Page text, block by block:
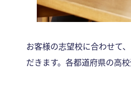
お客様の志望校に合わせて
だきます。各都道府県の高